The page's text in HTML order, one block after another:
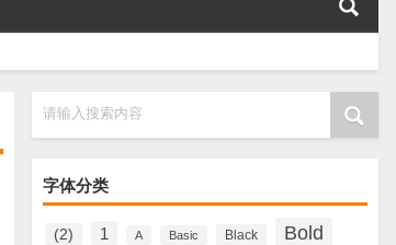
请输入搜索内容
字体分类
(2) 1 A Basic Black Bold